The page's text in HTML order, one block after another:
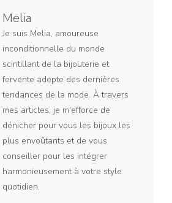
Melia
Je suis Melia, amoureuse
inconditionnelle du monde
scintillant de la bijouterie et
fervente adepte des dernières
tendances de la mode. À travers
mes articles, je m'efforce de
dénicher pour vous les bijoux les
plus envoûtants et de vous
conseiller pour les intégrer
harmonieusement à votre style
quotidien.